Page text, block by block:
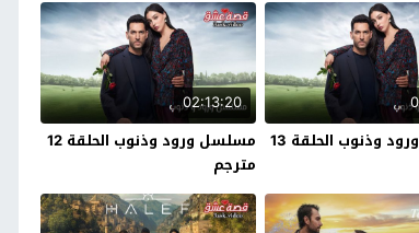
مسلسل ورود وذنوب الحلقة 13
02:13:20
مسلسل ورود وذنوب الحلقة 12
مترجم